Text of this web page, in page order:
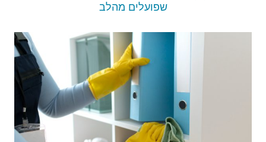
שפועלים מהלב